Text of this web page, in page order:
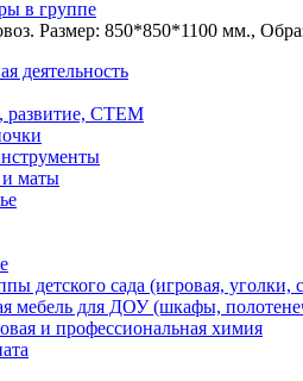
в группе
Размер: 850*850*1100 мм.,
деятельность
развитие, СТЕМ
маты
детского сада (игровая, уголки,
мебель для ДОУ (шкафы,
и профессиональная химия